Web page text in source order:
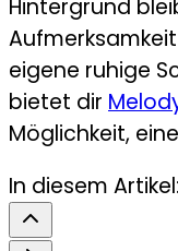
Hintergrund
eigene ruhige
bietet dir
Möglichkeit,
In diesem Artikel: